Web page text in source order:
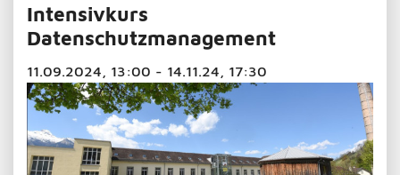
Intensivkurs
Datenschutzmanagement
11.09.2024, 13:00 - 14.11.24, 17:30